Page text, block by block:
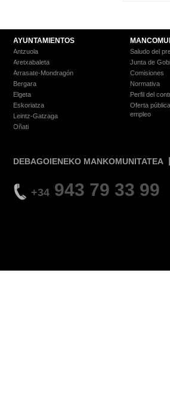
AYUNTAMIENTOS
Antzuola
Aretxabaleta
Arrasate-Mondragón
Bergara
Elgeta
Eskoriatza
Leintz-Gatzaga
Oñati
Saludo del
Junta de
Comisiones
Normativa
Perfil del
Oferta
empleo
DEBAGOIENEKO MANKOMUNITATEA
+34 943 79 33 99